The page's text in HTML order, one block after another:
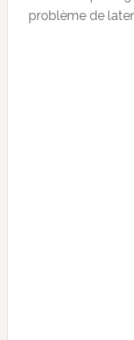
problème de